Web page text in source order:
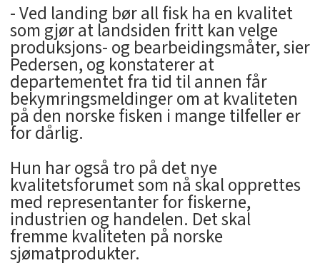
- Ved landing bør all fisk ha en kvalitet
som gjør at landsiden fritt kan velge
produksjons- og bearbeidingsmåter, sier
Pedersen, og konstaterer at
departementet fra tid til annen får
bekymringsmeldinger om at kvaliteten
på den norske fisken i mange tilfeller er
for dårlig.
Hun har også tro på det nye
kvalitetsforumet som nå skal opprettes
med representanter for fiskerne,
industrien og handelen. Det skal
fremme kvaliteten på norske
sjømatprodukter.